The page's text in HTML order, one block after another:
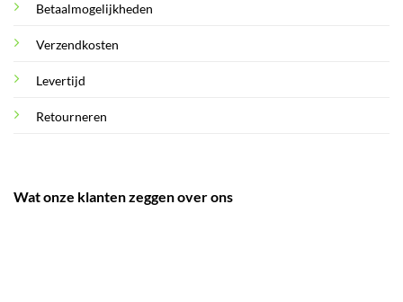
Betaalmogelijkheden
Verzendkosten
Levertijd
Retourneren
Wat onze klanten zeggen over ons